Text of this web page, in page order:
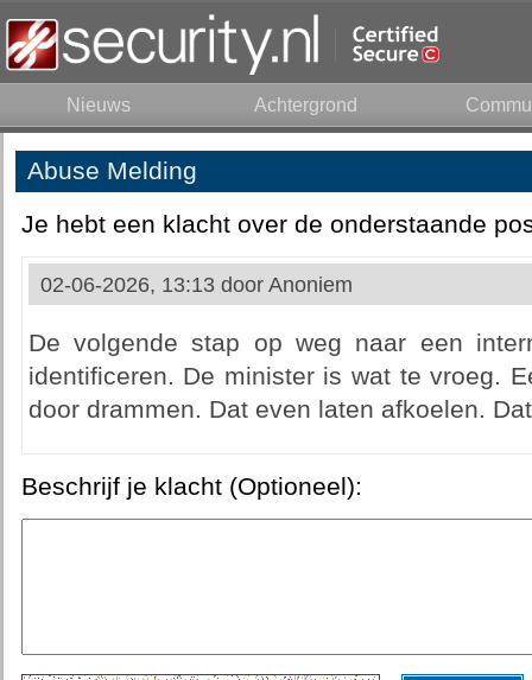
Nieuws Achtergrond
Abuse Melding
Je hebt een klacht over de onderstaande
02-06-2026, 13:13 door Anoniem
De volgende stap op weg naar een
identificeren. De minister is wat te vroeg.
door drammen. Dat even laten afkoelen.
Beschrijf je klacht (Optioneel):